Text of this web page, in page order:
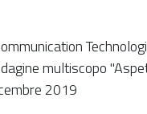
multiscopo
2019